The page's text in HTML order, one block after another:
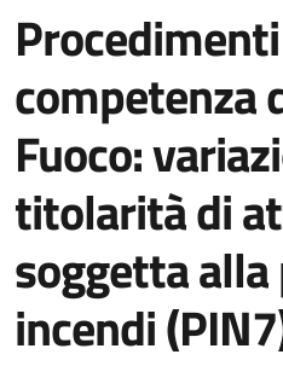
competenza
Fuoco:
titolarità di
soggetta
incendi